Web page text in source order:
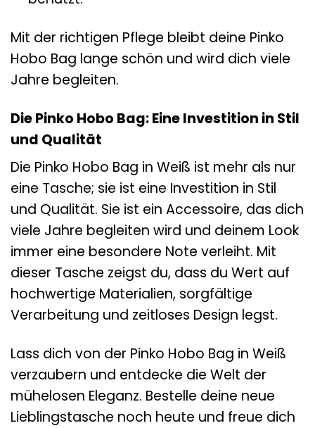
Mit der richtigen Pflege bleibt deine Pinko
Hobo Bag lange schön und wird dich viele
Jahre begleiten.
Die Pinko Hobo Bag: Eine Investition in Stil
und Qualität
Die Pinko Hobo Bag in Weiß ist mehr als nur
eine Tasche; sie ist eine Investition in Stil
und Qualität. Sie ist ein Accessoire, das dich
viele Jahre begleiten wird und deinem Look
immer eine besondere Note verleiht. Mit
dieser Tasche zeigst du, dass du Wert auf
hochwertige Materialien, sorgfältige
Verarbeitung und zeitloses Design legst.
Lass dich von der Pinko Hobo Bag in Weiß
verzaubern und entdecke die Welt der
mühelosen Eleganz. Bestelle deine neue
Lieblingstasche noch heute und freue dich